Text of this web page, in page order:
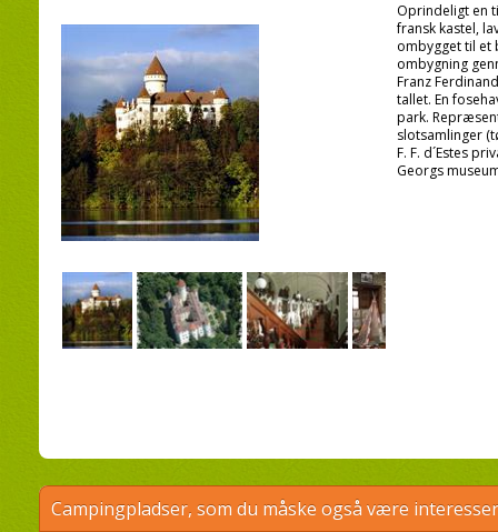
Oprindeligt en
fransk kastel,
ombygget til et
ombygning
Franz
tallet. En
park.
slotsamlinger
F. F. d´Estes
Georgs
Campingpladser, som du måske også være